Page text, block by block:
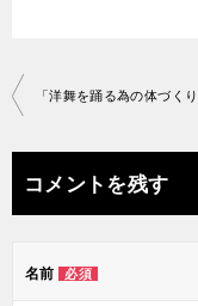
投
ナ
ビ
ー
コメントを残す
名前 必須